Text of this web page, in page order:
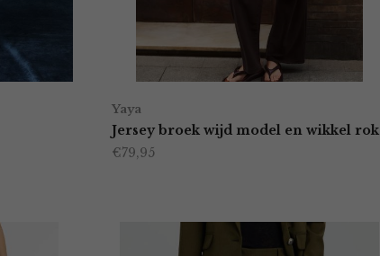
Yaya
Jersey broek wijd model en wikkel rok
€79,95